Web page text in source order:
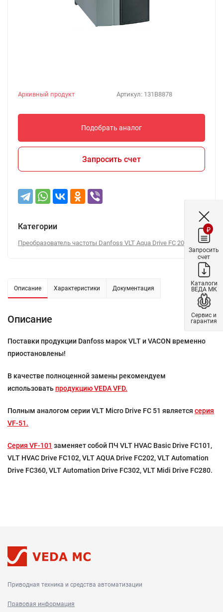
Артикул: 131B8878
Архивный продукт
Подобрать аналог
Запросить счет
Категории
Преобразователь частоты Danfoss VLT Aqua Drive FC 202
Описание Характеристики Документация
Описание
Поставки продукции Danfoss марок VLT и VACON временно
приостановлены!
В качестве полноценной замены рекомендуем
использовать продукцию VEDA VFD.
Полным аналогом серии VLT Micro Drive FC 51 является серия
VF-51.
Серия VF-101 заменяет собой ПЧ VLT HVAC Basic Drive FC101,
VLT HVAC Drive FC102, VLT AQUA Drive FC202, VLT Automation
Drive FC360, VLT Automation Drive FC302, VLT Midi Drive FC280.
Приводная техника и средства автоматизации
Правовая информация
₽
Запросить
счет
Каталоги
ВЕДА МК
Сервис и
гарантия